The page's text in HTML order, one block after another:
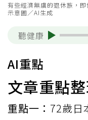
有些經濟無虞的退休族，
示意圖／AI生成
聽健康
AI重點
文章重點整
重點一： 72歲日